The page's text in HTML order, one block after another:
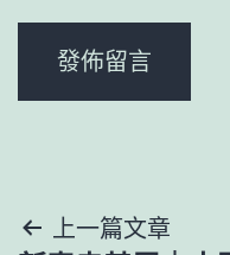
文上一篇文章